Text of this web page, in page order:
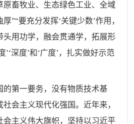
原畜牧业、生态绿色工业、全域
”“要充分发挥‘关键少数’作用，
头用功学，融会贯通学，拓展形
深度’和‘广度’，扎实做好示范
的第一要务，没有物质技术基
会主义现代化强国。近年来，
会主义伟大旗帜，坚持以习近平